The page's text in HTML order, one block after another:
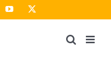
YouTube